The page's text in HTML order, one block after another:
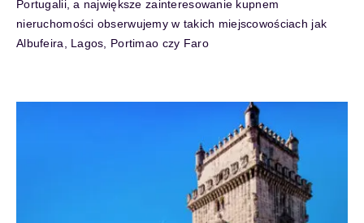
Portugalii, a największe zainteresowanie kupnem
nieruchomości obserwujemy w takich miejscowościach jak
Albufeira, Lagos, Portimao czy Faro